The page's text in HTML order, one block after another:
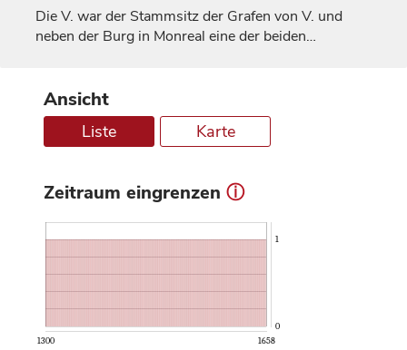
Die V. war der Stammsitz der Grafen von V. und
neben der Burg in Monreal eine der beiden…
Ansicht
Liste Karte
Zeitraum eingrenzen ⓘ
1300 1658
0
1